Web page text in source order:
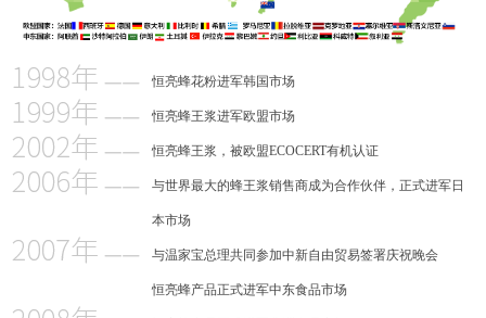
恒亮蜂花粉进军韩国市场
恒亮蜂王浆进军欧盟市场
恒亮蜂王浆，被欧盟ECOCERT有机认证
与世界最大的蜂王浆销售商成为合作伙伴，正式进军日
本市场
与温家宝总理共同参加中新自由贸易签署庆祝晚会
恒亮蜂产品正式进军中东食品市场